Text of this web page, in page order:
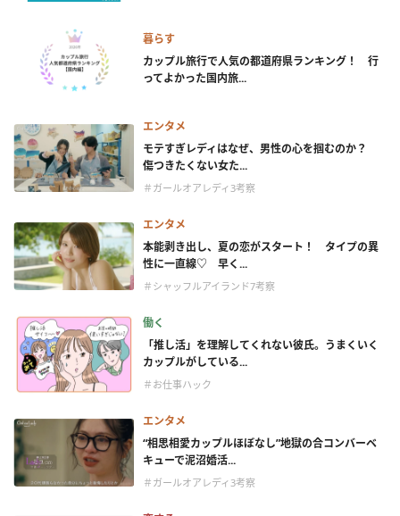
暮らす
カップル旅行で人気の都道府県ランキング！ 行
ってよかった国内旅...
エンタメ
モテすぎレディはなぜ、男性の心を掴むのか？
傷つきたくない女た...
＃ガールオアレディ3考察
エンタメ
本能剥き出し、夏の恋がスタート！ タイプの異
性に一直線♡ 早く...
＃シャッフルアイランド7考察
働く
「推し活」を理解してくれない彼氏。うまくいく
カップルがしている...
＃お仕事ハック
エンタメ
“相思相愛カップルほぼなし”地獄の合コンバーベ
キューで泥沼婚活...
＃ガールオアレディ3考察